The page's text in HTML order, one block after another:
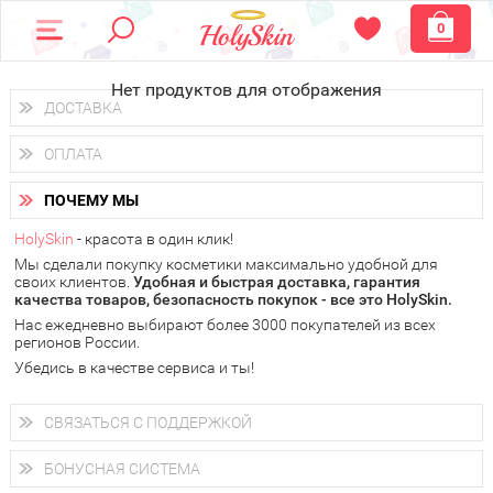
0
Нет продуктов для отображения
ДОСТАВКА
Доставка осуществляетсяпо всем городам России.
Вы можете выбрать доставку курьером, Почтой России или
получить заказ в пунктах выдачи PickPoint или пункте
самовывоза.
В 20 городах России доставка осуществляется ужена
следующий день.
у Вас всегда есть возможность получитьбесплатную
доставку от HolySkin.
подробнее об условиях доставки и оплаты в Вашем городе
ОПЛАТА
Вы можете оплатить свой заказ любым удобным способом:
наличными деньгами (
через интернет-банк (Альфа-банк, Сбербанк) и другими
электронными способами.
ПОЧЕМУ МЫ
HolySkin - красота в один клик!
Мы сделали покупку косметики максимально удобной для
своих клиентов. Удобная и быстрая доставка, гарантия
качества товаров, безопасность покупок - все это HolySkin.
Нас ежедневно выбирают более 3000 покупателей из всех
регионов России.
Убедись в качестве сервиса и ты!
СВЯЗАТЬСЯ С ПОДДЕРЖКОЙ
+7 (800) 707-24-55
Мы будем рады ответить на все Ваши вопросы по работе
магазина, проконсультировать по товарам, рассказать о
БОНУСНАЯ СИСТЕМА